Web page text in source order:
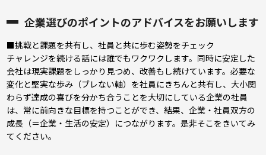
企業選びのポイントのアドバイスをお願いします
■挑戦と課題を共有し、社員と共に歩む姿勢をチェック
チャレンジを続ける話には誰でもワクワクします。同時に安定した
会社は現実課題をしっかり見つめ、改善もし続けています。必要な
変化と堅実な歩み（ブレない軸）を社員にきちんと共有し、大小関
わらず達成の喜びを分かち合うことを大切にしている企業の社員
は、常に前向きな目標を持つことができ、結果、企業・社員双方の
成長（＝企業・生活の安定）につながります。是非そこをきいてみ
てください。